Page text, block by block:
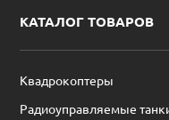
КАТАЛОГ ТОВАРОВ
Квадрокоптеры
Радиоуправляемые